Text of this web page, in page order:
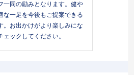
一同の励みとなります。健や
な一足を今後もご提案できる
。お出かけがより楽しみにな
ックしてください。